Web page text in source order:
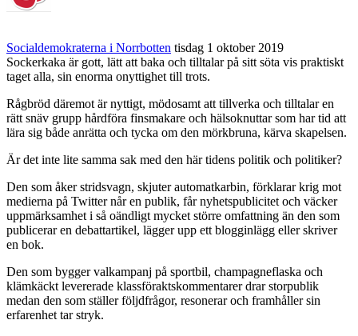
Socialdemokraterna i Norrbotten tisdag 1 oktober 2019
Sockerkaka är gott, lätt att baka och tilltalar på sitt söta vis praktiskt
taget alla, sin enorma onyttighet till trots.
Rågbröd däremot är nyttigt, mödosamt att tillverka och tilltalar en
rätt snäv grupp hårdföra finsmakare och hälsoknuttar som har tid att
lära sig både anrätta och tycka om den mörkbruna, kärva skapelsen.
Är det inte lite samma sak med den här tidens politik och politiker?
Den som åker stridsvagn, skjuter automatkarbin, förklarar krig mot
medierna på Twitter når en publik, får nyhetspublicitet och väcker
uppmärksamhet i så oändligt mycket större omfattning än den som
publicerar en debattartikel, lägger upp ett blogginlägg eller skriver
en bok.
Den som bygger valkampanj på sportbil, champagneflaska och
klämkäckt levererade klassföraktskommentarer drar storpublik
medan den som ställer följdfrågor, resonerar och framhåller sin
erfarenhet tar stryk.